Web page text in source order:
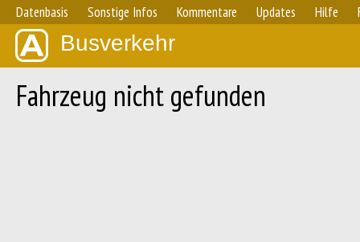
Datenbasis Sonstige Infos Kommentare Updates Hilfe
Busverkehr
Fahrzeug nicht gefunden